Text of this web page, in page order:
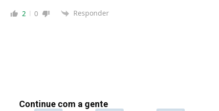
2 0 Responder
Continue com a gente